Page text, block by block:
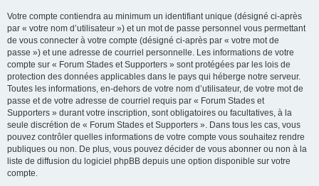
Votre compte contiendra au minimum un identifiant unique (désigné ci-après
par « votre nom d’utilisateur ») et un mot de passe personnel vous permettant
de vous connecter à votre compte (désigné ci-après par « votre mot de
passe ») et une adresse de courriel personnelle. Les informations de votre
compte sur « Forum Stades et Supporters » sont protégées par les lois de
protection des données applicables dans le pays qui héberge notre serveur.
Toutes les informations, en-dehors de votre nom d’utilisateur, de votre mot de
passe et de votre adresse de courriel requis par « Forum Stades et
Supporters » durant votre inscription, sont obligatoires ou facultatives, à la
seule discrétion de « Forum Stades et Supporters ». Dans tous les cas, vous
pouvez contrôler quelles informations de votre compte vous souhaitez rendre
publiques ou non. De plus, vous pouvez décider de vous abonner ou non à la
liste de diffusion du logiciel phpBB depuis une option disponible sur votre
compte.